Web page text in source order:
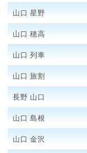
山口 星野
山口 穂高
山口 列車
山口 旅割
長野 山口
山口 島根
山口 金沢